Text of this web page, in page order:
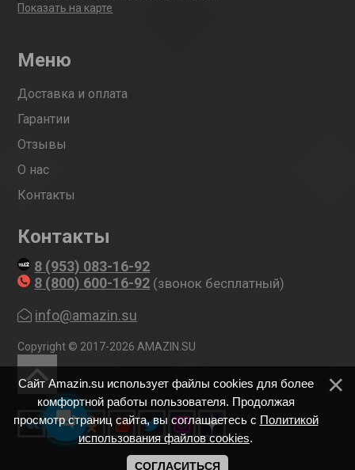
Показать на карте
Меню
Доставка и оплата
Гарантии
Отзывы
О нас
Контакты
Контакты
8 (953) 083-16-92
8 (800) 600-16-92 (звонок бесплатный)
info@amazin.su
Copyright © 2017-2026 AMAZIN.SU
Сайт Amazin.su использует файлы cookies для более
комфортной работы пользователя. Продолжая
просмотр страниц сайта, вы соглашаетесь с Политикой
использования файлов cookies.
СОГЛАСИТЬСЯ